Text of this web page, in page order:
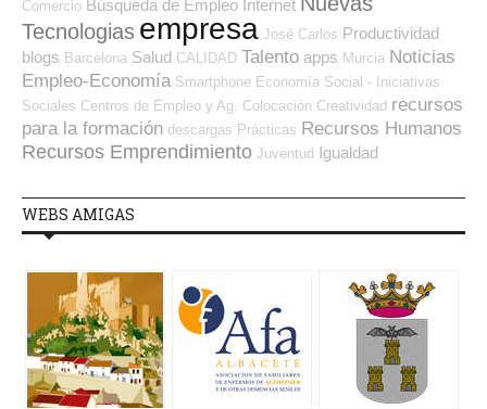
Comercio Búsqueda de Empleo Internet
Tecnologias empresa José Carlos Productividad
blogs Barcelona Salud CALIDAD Talento apps Murcia Noticias
Empleo-Economía Smartphone Economía Social - Iniciativas
Sociales Centros de Empleo y Ag. Colocación Creatividad recursos
para la formación descargas Prácticas Recursos Humanos
Recursos Emprendimiento Juventud Igualdad
WEBS AMIGAS